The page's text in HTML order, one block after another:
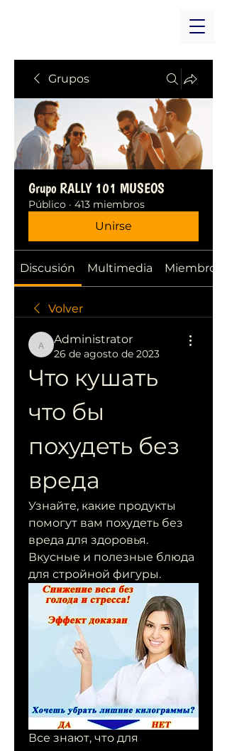
Grupos
Grupo RALLY 101 MUSEOS
Público · 413 miembros
Unirse
Discusión Multimedia Miembros
Volver
Administrator
Administrator
26 de agosto de 2023
Что кушать
что бы
похудеть без
вреда
Узнайте, какие продукты
помогут вам похудеть без
вреда для здоровья.
Вкусные и полезные блюда
для стройной фигуры.
Все знают, что для